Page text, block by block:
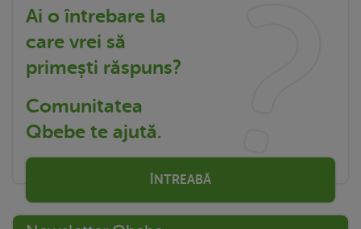
Ai o întrebare la
care vrei să
primești răspuns?
Comunitatea
Qbebe te ajută.
ÎNTREABĂ